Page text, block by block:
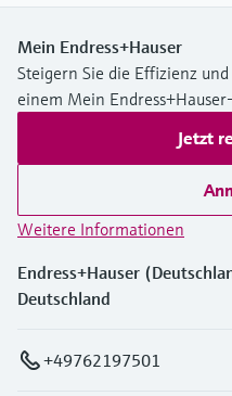
Mein Endress+Hauser
Steigern Sie die Effizienz
einem Mein
Jetzt
Weitere Informationen
Endress+Hauser
Deutschland
+49762197501